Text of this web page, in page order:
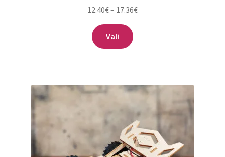
12.40€– 17.36€Hinnavahemik:
Vali
tootel
Valikuid
teha
tootelehel.